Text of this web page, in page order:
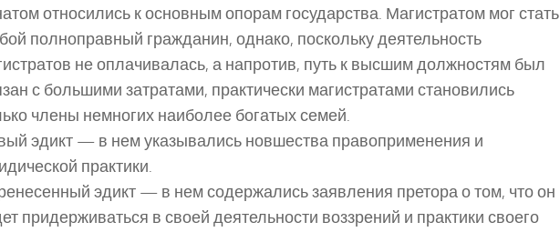
относились к основным опорам государства. Магистратом мог стать
полноправный гражданин, однако, поскольку деятельность
не оплачивалась, а напротив, путь к высшим должностям был
с большими затратами, практически магистратами становились
члены немногих наиболее богатых семей.
эдикт — в нем указывались новшества правоприменения и
практики.
эдикт — в нем содержались заявления претора о том, что он
придерживаться в своей деятельности воззрений и практики своего